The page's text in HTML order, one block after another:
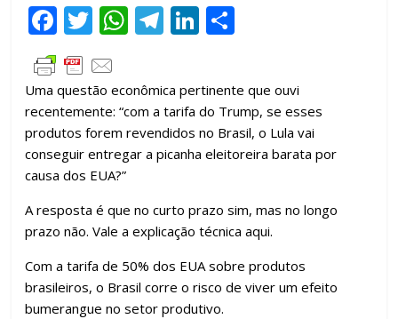
F
ac
e
b
o
o
k
T
w
itt
er
W
at
s
A
p
T
gr
a
m
Li
k
e
dI
n
p
ar
til
ar
Uma questão econômica pertinente que ouvi
recentemente: “com a tarifa do Trump, se esses
produtos forem revendidos no Brasil, o Lula vai
conseguir entregar a picanha eleitoreira barata por
causa dos EUA?”
A resposta é que no curto prazo sim, mas no longo
prazo não. Vale a explicação técnica aqui.
Com a tarifa de 50% dos EUA sobre produtos
brasileiros, o Brasil corre o risco de viver um efeito
bumerangue no setor produtivo.